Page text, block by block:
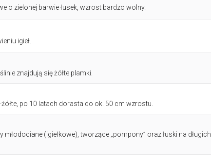
o zielonej barwie łusek, wzrost bardzo wolny.
igieł.
znajdują się żółte plamki.
po 10 latach dorasta do ok. 50 cm wzrostu.
(igiełkowe), tworzące „pompony” oraz łuski na długich,